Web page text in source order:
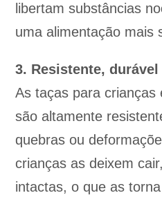
libertam substâncias
uma alimentação mais
3. Resistente,
As taças para crianças
são altamente
quebras ou
crianças as deixem
intactas, o que as